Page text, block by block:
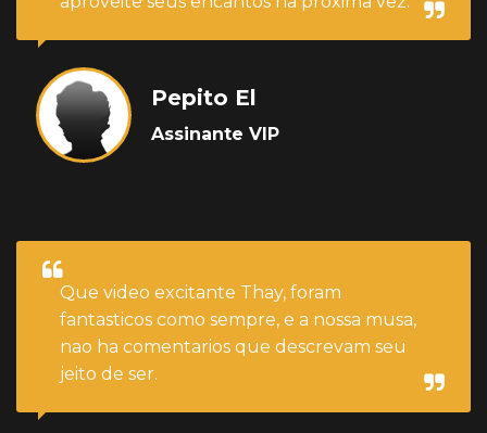
Pepito El
Assinante VIP
Que video excitante Thay, foram
fantasticos como sempre, e a nossa musa,
nao ha comentarios que descrevam seu
jeito de ser.